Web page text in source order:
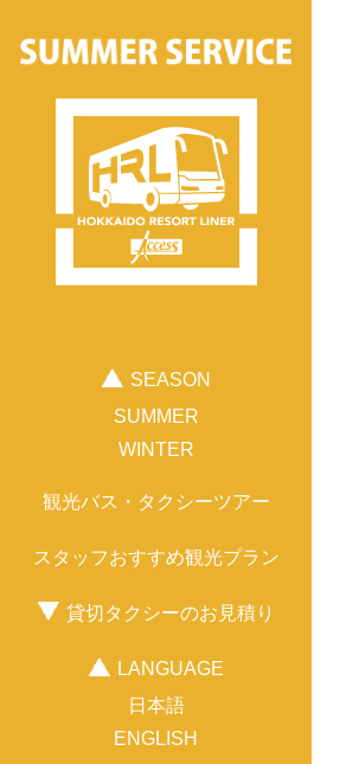
SEASON
SUMMER
WINTER
観光バス・タクシーツアー
スタッフおすすめ観光プラン
貸切タクシーのお見積り
LANGUAGE
日本語
ENGLISH
ツアーを検索する
出発地から探す
新千歳空港